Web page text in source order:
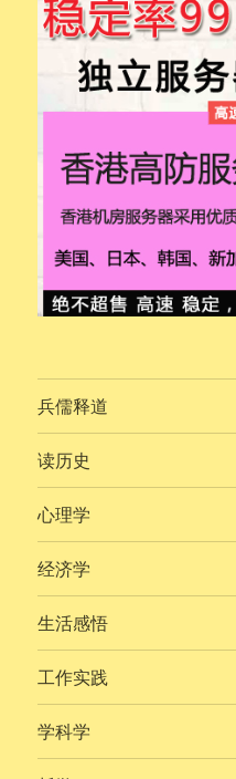
兵儒释道
读历史
心理学
经济学
生活感悟
工作实践
学科学